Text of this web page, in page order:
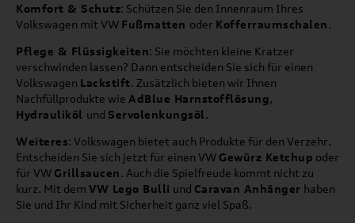
Komfort & Schutz: Schützen Sie den Innenraum Ihres
Volkswagen mit VW Fußmatten oder Kofferraumschalen.
Pflege & Flüssigkeiten: Sie möchten kleine Kratzer
verschwinden lassen? Dann entscheiden Sie sich für einen
Volkswagen Lackstift. Zusätzlich bieten wir Ihnen
Nachfüllprodukte wie AdBlue Harnstofflösung,
Hydrauliköl und Servolenkungsöl.
Weiteres: Volkswagen bietet auch Produkte für den Verzehr.
Entscheiden Sie sich jetzt für einen VW Gewürz Ketchup oder
für VW Grillsaucen. Auch die Spielfreude kommt nicht zu
kurz. Mit dem VW Lego Bulli und Caravan Anhänger haben
Sie und Ihr Kind mit Sicherheit ganz viel Spaß.